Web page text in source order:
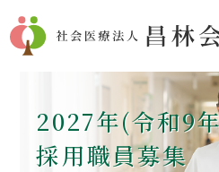
2027年(令和9
採用職員募集